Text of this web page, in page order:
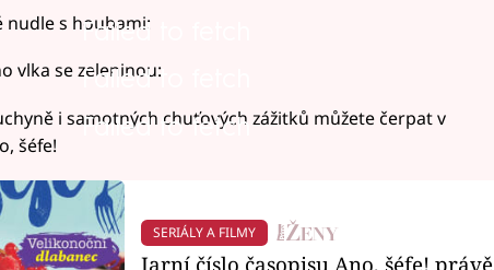
Failed to fetch
nudle s houbami:
Failed to fetch
vlka se zeleninou:
Failed to fetch
i samotných chuťových zážitků můžete čerpat v
šéfe!
SERIÁLY A FILMY
Jarní číslo časopisu Ano, šéfe! právě